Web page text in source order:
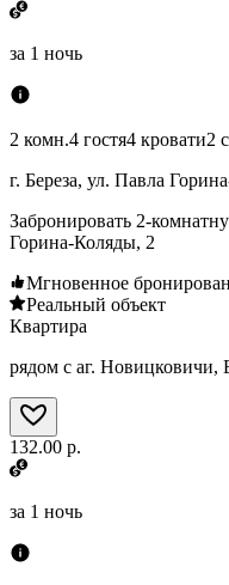
за 1 ночь
2 комн.4 гостя4 кровати2
г. Береза, ул. Павла
Забронировать 2-
Горина-Коляды, 2
Мгновенное
Реальный объект
Квартира
рядом с аг. Новицковичи,
132.00 р.
за 1 ночь